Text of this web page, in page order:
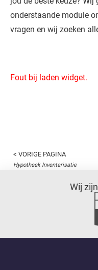
onderstaande module
vragen en wij zoeken
Fout bij laden widget.
< VORIGE PAGINA
Hypotheek Inventarisatie
Wij